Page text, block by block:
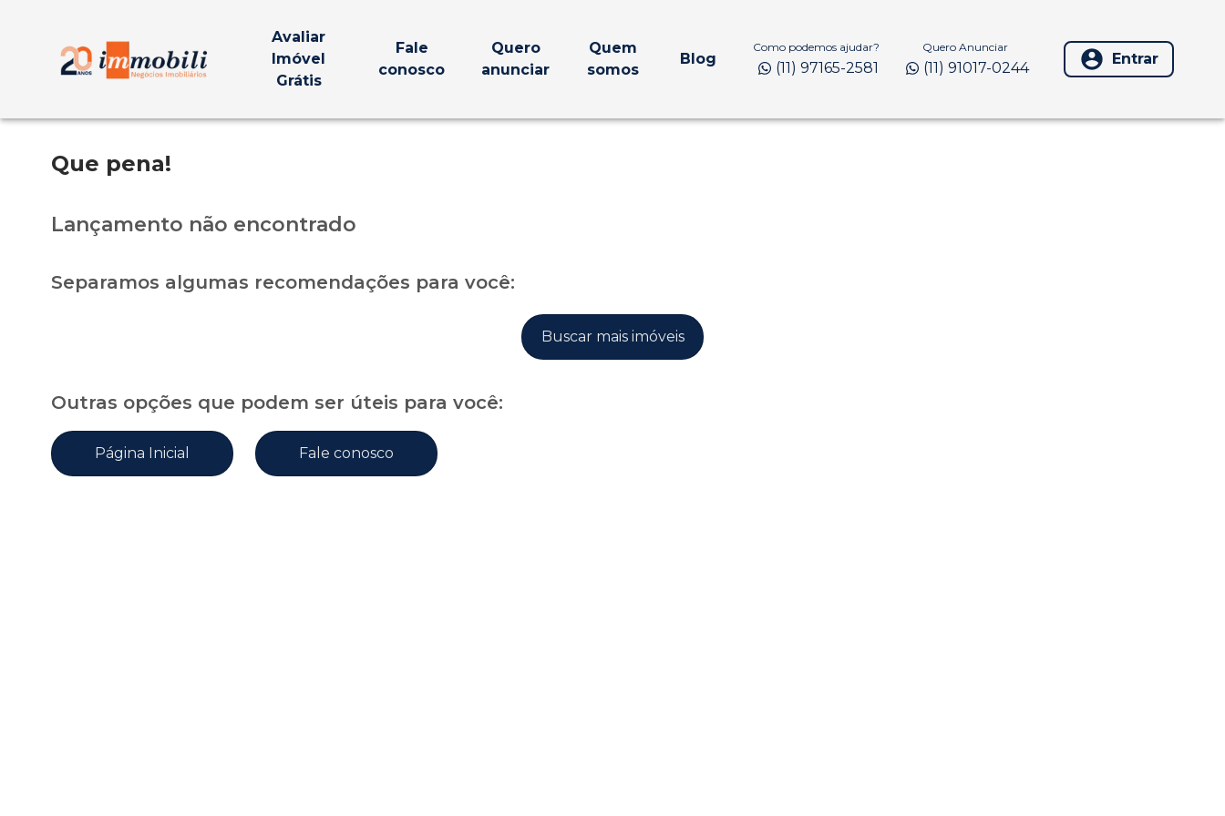
Avaliar
Imóvel
Grátis
Fale
conosco
Quero
anunciar
Quem
somos
Blog
Como podemos ajudar?
(11) 97165-2581
Quero Anunciar
(11) 91017-0244 Entrar
Que pena!
Lançamento não encontrado
Separamos algumas recomendações para você:
Buscar mais imóveis
Outras opções que podem ser úteis para você:
Página Inicial Fale conosco